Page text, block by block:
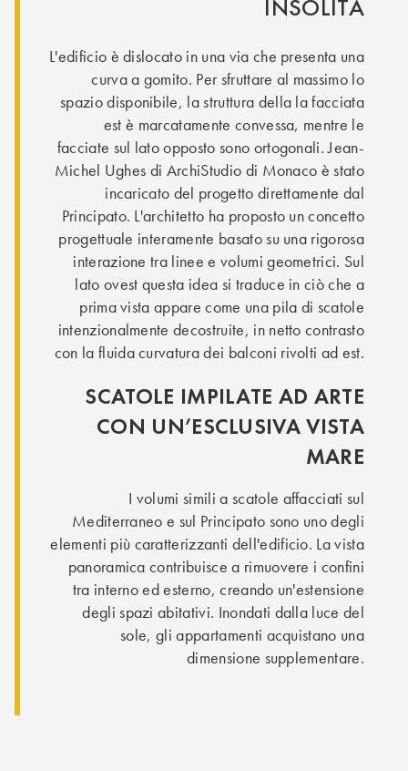
INSOLITA
L'edificio è dislocato in una via che presenta una
curva a gomito. Per sfruttare al massimo lo
spazio disponibile, la struttura della la facciata
est è marcatamente convessa, mentre le
facciate sul lato opposto sono ortogonali. Jean-
Michel Ughes di ArchiStudio di Monaco è stato
incaricato del progetto direttamente dal
Principato. L'architetto ha proposto un concetto
progettuale interamente basato su una rigorosa
interazione tra linee e volumi geometrici. Sul
lato ovest questa idea si traduce in ciò che a
prima vista appare come una pila di scatole
intenzionalmente decostruite, in netto contrasto
con la fluida curvatura dei balconi rivolti ad est.
SCATOLE IMPILATE AD ARTE
CON UN’ESCLUSIVA VISTA
MARE
I volumi simili a scatole affacciati sul
Mediterraneo e sul Principato sono uno degli
elementi più caratterizzanti dell'edificio. La vista
panoramica contribuisce a rimuovere i confini
tra interno ed esterno, creando un'estensione
degli spazi abitativi. Inondati dalla luce del
sole, gli appartamenti acquistano una
dimensione supplementare.